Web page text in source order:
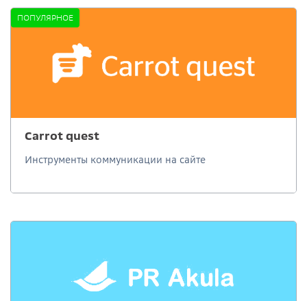
ПОПУЛЯРНОЕ
Carrot quest
Инструменты коммуникации на сайте